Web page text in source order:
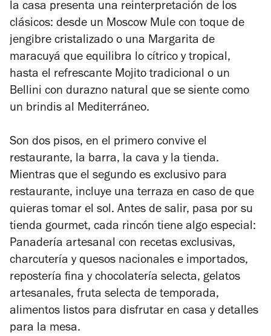
la casa presenta una reinterpretación de los
clásicos: desde un Moscow Mule con toque de
jengibre cristalizado o una Margarita de
maracuyá que equilibra lo cítrico y tropical,
hasta el refrescante Mojito tradicional o un
Bellini con durazno natural que se siente como
un brindis al Mediterráneo.
Son dos pisos, en el primero convive el
restaurante, la barra, la cava y la tienda.
Mientras que el segundo es exclusivo para
restaurante, incluye una terraza en caso de que
quieras tomar el sol. Antes de salir, pasa por su
tienda gourmet, cada rincón tiene algo especial:
Panadería artesanal con recetas exclusivas,
charcutería y quesos nacionales e importados,
repostería fina y chocolatería selecta, gelatos
artesanales, fruta selecta de temporada,
alimentos listos para disfrutar en casa y detalles
para la mesa.